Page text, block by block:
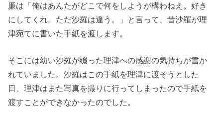
廉は「俺はあんたがどこで何をしようが構わねえ。好き
にしてくれ。ただ沙羅は違う。」と言って、昔沙羅が理
津宛てに書いた手紙を渡します。
そこには幼い沙羅が綴った理津への感謝の気持ちが書か
れていました。沙羅はこの手紙を理津に渡そうとした
日、理津はまた写真を撮りに行ってしまったので手紙を
渡すことができなかったのでした。